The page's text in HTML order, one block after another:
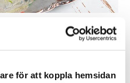
för att koppla hemsidan
Tegelaar, Kakboken.se )